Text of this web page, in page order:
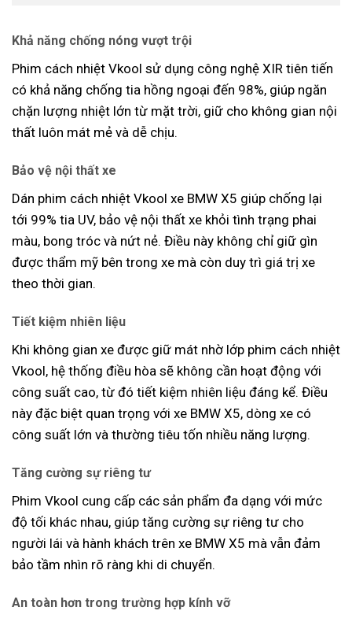
Khả năng chống nóng vượt trội
Phim cách nhiệt Vkool sử dụng công nghệ XIR tiên tiến
có khả năng chống tia hồng ngoại đến 98%, giúp ngăn
chặn lượng nhiệt lớn từ mặt trời, giữ cho không gian nội
thất luôn mát mẻ và dễ chịu.
Bảo vệ nội thất xe
Dán phim cách nhiệt Vkool xe BMW X5 giúp chống lại
tới 99% tia UV, bảo vệ nội thất xe khỏi tình trạng phai
màu, bong tróc và nứt nẻ. Điều này không chỉ giữ gìn
được thẩm mỹ bên trong xe mà còn duy trì giá trị xe
theo thời gian.
Tiết kiệm nhiên liệu
Khi không gian xe được giữ mát nhờ lớp phim cách nhiệt
Vkool, hệ thống điều hòa sẽ không cần hoạt động với
công suất cao, từ đó tiết kiệm nhiên liệu đáng kể. Điều
này đặc biệt quan trọng với xe BMW X5, dòng xe có
công suất lớn và thường tiêu tốn nhiều năng lượng.
Tăng cường sự riêng tư
Phim Vkool cung cấp các sản phẩm đa dạng với mức
độ tối khác nhau, giúp tăng cường sự riêng tư cho
người lái và hành khách trên xe BMW X5 mà vẫn đảm
bảo tầm nhìn rõ ràng khi di chuyển.
An toàn hơn trong trường hợp kính vỡ